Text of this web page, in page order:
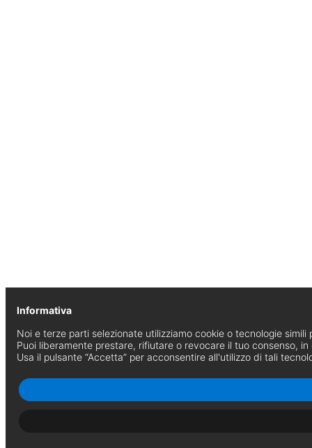
Informativa
Noi e terze parti selezionate utilizziamo cookie o tecnologie
Puoi liberamente prestare, rifiutare o revocare il tuo consenso, in
Usa il pulsante “Accetta” per acconsentire all'utilizzo di tali